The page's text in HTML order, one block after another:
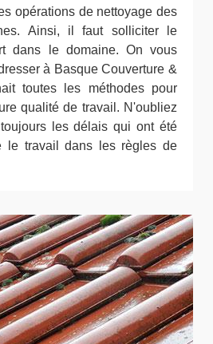
opérations de nettoyage des
Ainsi, il faut solliciter le
dans le domaine. On vous
à Basque Couverture &
toutes les méthodes pour
qualité de travail. N'oubliez
les délais qui ont été
le travail dans les règles de